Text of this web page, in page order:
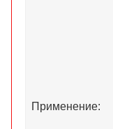
Применение: